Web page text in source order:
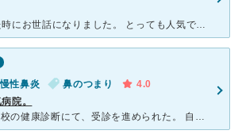
私が里帰りしていた時にお世話になりました。 とっても人気で混んでいます。 電話予約が出来ますが、人気の為電話予約はすぐにいっぱいになります。 先生は女医さんで、ハキハキとしてすごく関西のオバさん
慢性鼻炎 鼻のつまり
4.0
院。
[症状・来院理由] 学校の健康診断にて、受診を進められた。 自覚症状にも、鼻詰まり、鼻汁、頭痛などあった。 [医師の診断・治療法] 慢性鼻炎。 点鼻、飲み薬、通院投薬にて、様子観察。 [感